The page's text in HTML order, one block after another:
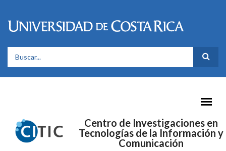
FORMULARIO DE BÚSQUEDA
Centro de Investigaciones en
Tecnologías de la Información y
Comunicación